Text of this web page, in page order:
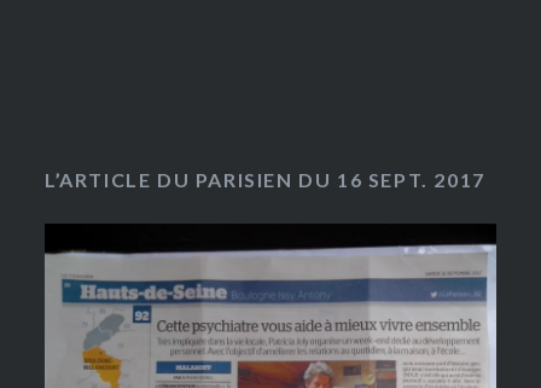
L’ARTICLE DU PARISIEN DU 16 SEPT. 2017